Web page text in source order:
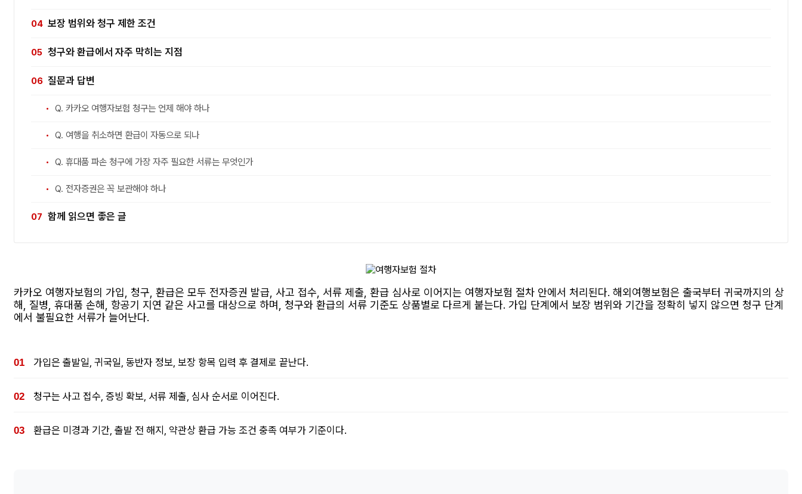
보장 범위와 청구 제한 조건
청구와 환급에서 자주 막히는 지점
질문과 답변
Q. 카카오 여행자보험 청구는 언제 해야 하나
Q. 여행을 취소하면 환급이 자동으로 되나
Q. 휴대품 파손 청구에 가장 자주 필요한 서류는 무엇인가
Q. 전자증권은 꼭 보관해야 하나
함께 읽으면 좋은 글
카카오 여행자보험의 가입, 청구, 환급은 모두 전자증권 발급, 사고 접수, 서류 제출, 환급 심사로 이어지는 여행자보험 절차 안에서 처리된다. 해외여행보험은 출국부터 귀국까지의 상
해, 질병, 휴대품 손해, 항공기 지연 같은 사고를 대상으로 하며, 청구와 환급의 서류 기준도 상품별로 다르게 붙는다. 가입 단계에서 보장 범위와 기간을 정확히 넣지 않으면 청구 단계
에서 불필요한 서류가 늘어난다.
가입은 출발일, 귀국일, 동반자 정보, 보장 항목 입력 후 결제로 끝난다.
청구는 사고 접수, 증빙 확보, 서류 제출, 심사 순서로 이어진다.
환급은 미경과 기간, 출발 전 해지, 약관상 환급 가능 조건 충족 여부가 기준이다.